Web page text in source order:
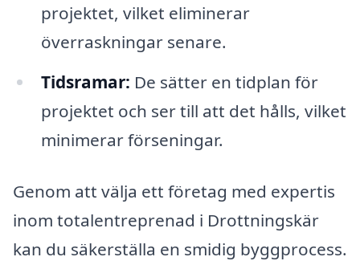
projektet, vilket eliminerar
överraskningar senare.
Tidsramar: De sätter en tidplan för
projektet och ser till att det hålls, vilket
minimerar förseningar.
Genom att välja ett företag med expertis
inom totalentreprenad i Drottningskär
kan du säkerställa en smidig byggprocess.